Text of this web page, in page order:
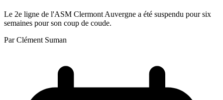
Le 2e ligne de l'ASM Clermont Auvergne a été suspendu pour six
semaines pour son coup de coude.
Par Clément Suman